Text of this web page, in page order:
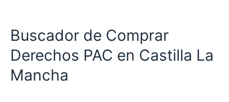
Buscador de Comprar
Derechos PAC en Castilla La
Mancha